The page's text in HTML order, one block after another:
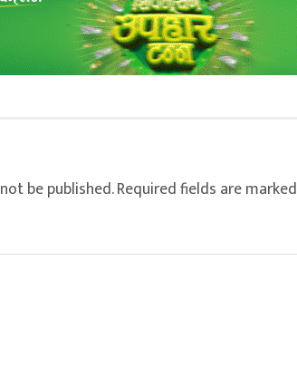
be published.Required fields are marked